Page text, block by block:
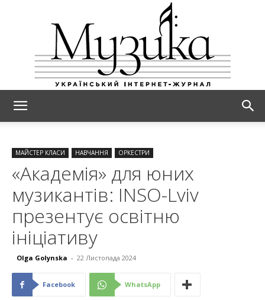
МАЙСТЕР КЛАСИ НАВЧАННЯ ОРКЕСТРИ
«Академія» для юних
музикантів: INSO-Lviv
презентує освітню
ініціативу
Olga Golynska - 22 Листопада 2024
Facebook WhatsApp